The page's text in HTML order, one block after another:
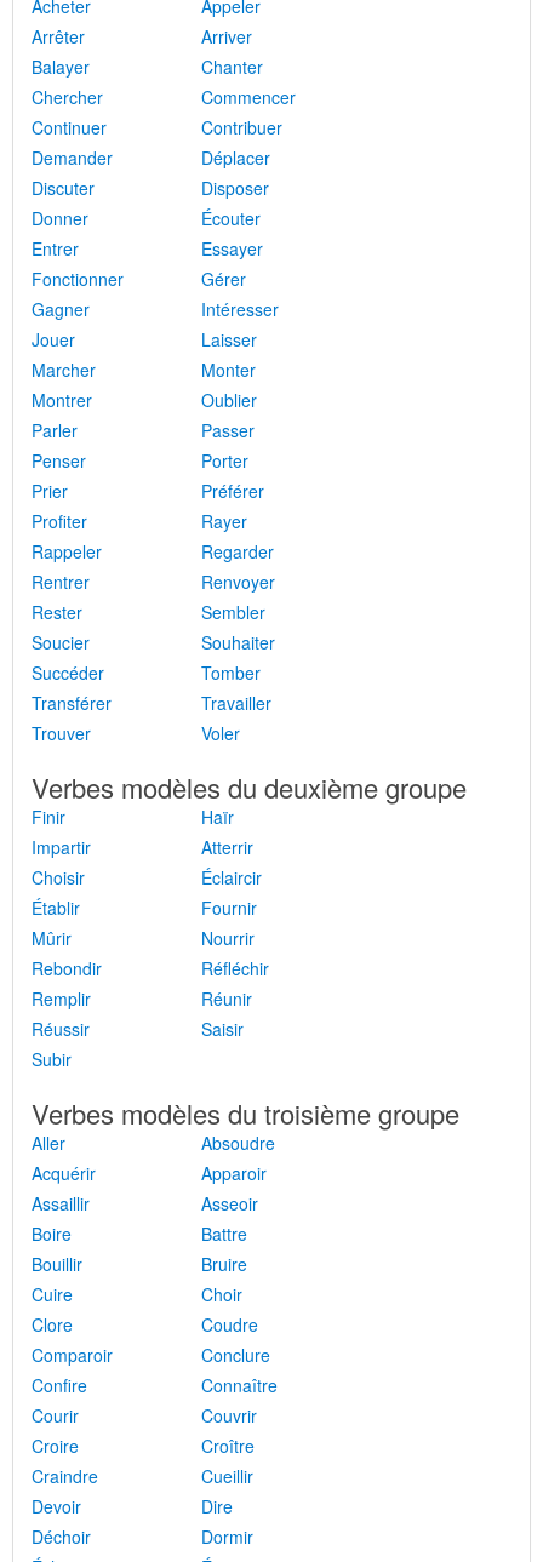
Acheter
Appeler
Arrêter
Arriver
Balayer
Chanter
Chercher
Commencer
Continuer
Contribuer
Demander
Déplacer
Discuter
Disposer
Donner
Écouter
Entrer
Essayer
Fonctionner
Gérer
Gagner
Intéresser
Jouer
Laisser
Marcher
Monter
Montrer
Oublier
Parler
Passer
Penser
Porter
Prier
Préférer
Profiter
Rayer
Rappeler
Regarder
Rentrer
Renvoyer
Rester
Sembler
Soucier
Souhaiter
Succéder
Tomber
Transférer
Travailler
Trouver
Voler
Verbes modèles du deuxième groupe
Finir
Haïr
Impartir
Atterrir
Choisir
Éclaircir
Établir
Fournir
Mûrir
Nourrir
Rebondir
Réfléchir
Remplir
Réunir
Réussir
Saisir
Subir
Verbes modèles du troisième groupe
Aller
Absoudre
Acquérir
Apparoir
Assaillir
Asseoir
Boire
Battre
Bouillir
Bruire
Cuire
Choir
Clore
Coudre
Comparoir
Conclure
Confire
Connaître
Courir
Couvrir
Croire
Croître
Craindre
Cueillir
Devoir
Dire
Déchoir
Dormir